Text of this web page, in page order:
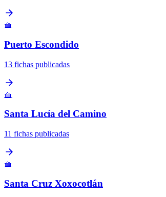
🧺
Puerto Escondido
13 fichas publicadas
🧺
Santa Lucía del Camino
11 fichas publicadas
🧺
Santa Cruz Xoxocotlán